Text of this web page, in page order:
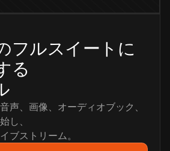
フルスイートに
る
声、画像、オーディオブック、
し、
ブストリーム。